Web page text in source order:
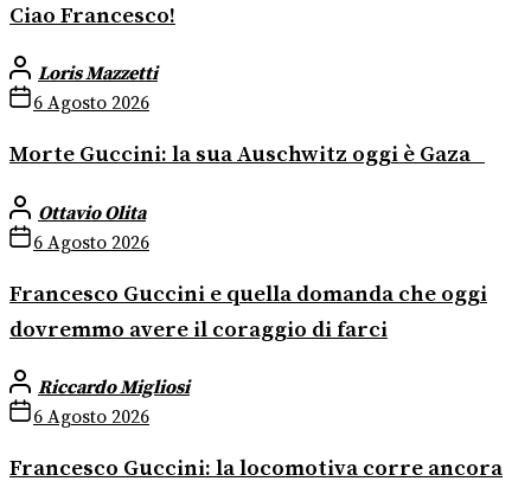
Ciao Francesco!
Loris Mazzetti
6 Agosto 2026
Morte Guccini: la sua Auschwitz oggi è Gaza
Ottavio Olita
6 Agosto 2026
Francesco Guccini e quella domanda che oggi
dovremmo avere il coraggio di farci
Riccardo Migliosi
6 Agosto 2026
Francesco Guccini: la locomotiva corre ancora